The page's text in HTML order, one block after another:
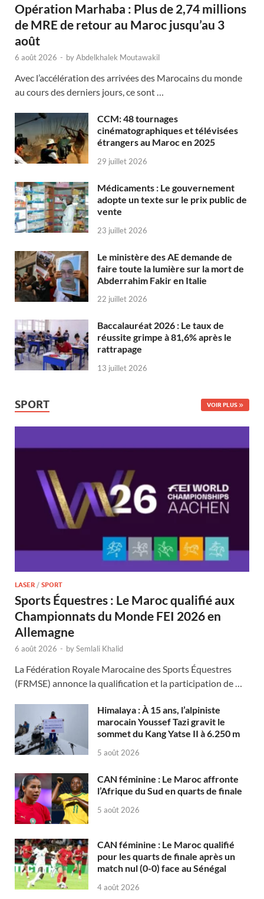
Opération Marhaba : Plus de 2,74 millions
de MRE de retour au Maroc jusqu’au 3
août
6 août 2026 - byAbdelkhalek Moutawakil
Avec l’accélération des arrivées des Marocains du monde
au cours des derniers jours, ce sont …
CCM: 48 tournages
cinématographiques et télévisées
étrangers au Maroc en 2025
29 juillet 2026
Médicaments : Le gouvernement
adopte un texte sur le prix public de
vente
23 juillet 2026
Le ministère des AE demande de
faire toute la lumière sur la mort de
Abderrahim Fakir en Italie
22 juillet 2026
Baccalauréat 2026 : Le taux de
réussite grimpe à 81,6% après le
rattrapage
13 juillet 2026
SPORT VOIR PLUS
LASER / SPORT
Sports Équestres : Le Maroc qualifié aux
Championnats du Monde FEI 2026 en
Allemagne
6 août 2026 - bySemlali Khalid
La Fédération Royale Marocaine des Sports Équestres
(FRMSE) annonce la qualification et la participation de …
Himalaya : À 15 ans, l’alpiniste
marocain Youssef Tazi gravit le
sommet du Kang Yatse II à 6.250 m
5 août 2026
CAN féminine : Le Maroc affronte
l’Afrique du Sud en quarts de finale
5 août 2026
CAN féminine : Le Maroc qualifié
pour les quarts de finale après un
match nul (0-0) face au Sénégal
4 août 2026